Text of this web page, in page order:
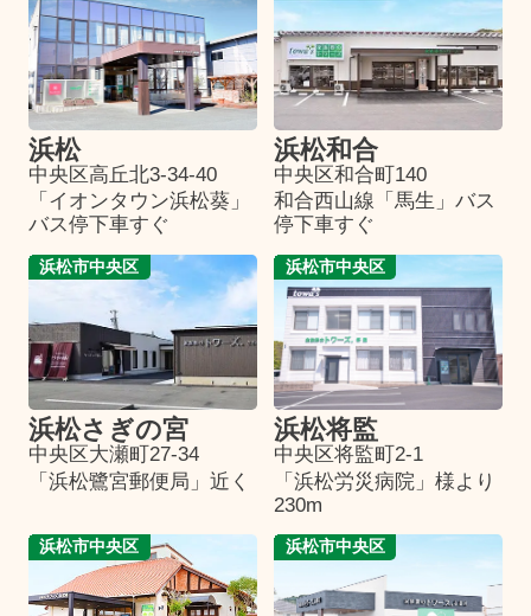
浜松
中央区高丘北3-34-40
「イオンタウン浜松葵」
バス停下車すぐ
浜松和合
中央区和合町140
和合西山線「馬生」バス
停下車すぐ
浜松市中央区
浜松さぎの宮
中央区大瀬町27-34
「浜松鷺宮郵便局」近く
浜松市中央区
浜松将監
中央区将監町2-1
「浜松労災病院」様より
230m
浜松市中央区 浜松市中央区